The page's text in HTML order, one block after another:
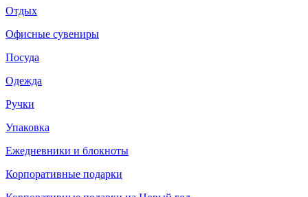
Отдых
Офисные сувениры
Посуда
Одежда
Ручки
Упаковка
Ежедневники и блокноты
Корпоративные подарки